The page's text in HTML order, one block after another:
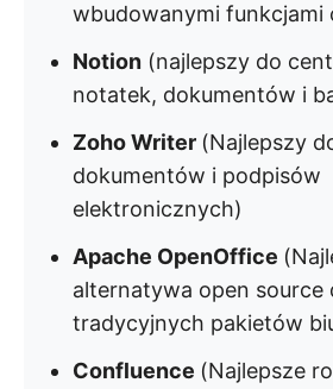
wbudowanymi funkcjami
Notion (najlepszy do
notatek, dokumentów i
Zoho Writer (Najlepszy
dokumentów i podpisów
elektronicznych)
Apache OpenOffice
alternatywa open source
tradycyjnych pakietów
Confluence (Najlepsze